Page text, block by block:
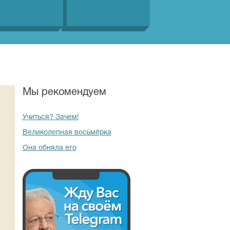
Мы рекомендуем
Учиться? Зачем!
Великолепная восьмёрка
Она обняла его